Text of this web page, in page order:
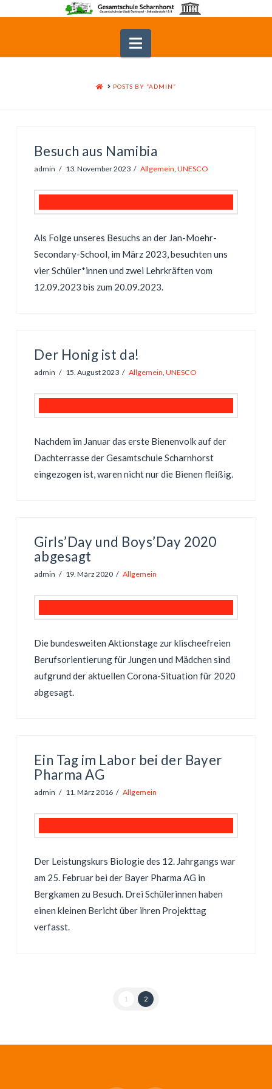
Navigation
HOMEPOSTS BY “ADMIN”
Besuch aus Namibia
admin 13. November 2023 Allgemein UNESCO
Als Folge unseres Besuchs an der Jan-Moehr-
Secondary-School, im März 2023, besuchten uns
vier Schüler*innen und zwei Lehrkräften vom
12.09.2023 bis zum 20.09.2023.
Der Honig ist da!
admin 15. August 2023 Allgemein UNESCO
Nachdem im Januar das erste Bienenvolk auf der
Dachterrasse der Gesamtschule Scharnhorst
eingezogen ist, waren nicht nur die Bienen fleißig.
Girls’Day und Boys’Day 2020
abgesagt
admin 19. März 2020 Allgemein
Die bundesweiten Aktionstage zur klischeefreien
Berufsorientierung für Jungen und Mädchen sind
aufgrund der aktuellen Corona-Situation für 2020
abgesagt.
Ein Tag im Labor bei der Bayer
Pharma AG
admin 11. März 2016 Allgemein
Der Leistungskurs Biologie des 12. Jahrgangs war
am 25. Februar bei der Bayer Pharma AG in
Bergkamen zu Besuch. Drei Schülerinnen haben
einen kleinen Bericht über ihren Projekttag
verfasst.
1 2